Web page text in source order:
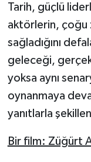
Tarih, güçlü
aktörlerin, çoğu
sağladığını
geleceği,
yoksa aynı
oynanmaya
yanıtlarla
Bir film: Züğürt